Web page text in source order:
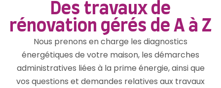
Des travaux de
rénovation gérés de A à Z
Nous prenons en charge les diagnostics
énergétiques de votre maison, les démarches
administratives liées à la prime énergie, ainsi que
vos questions et demandes relatives aux travaux